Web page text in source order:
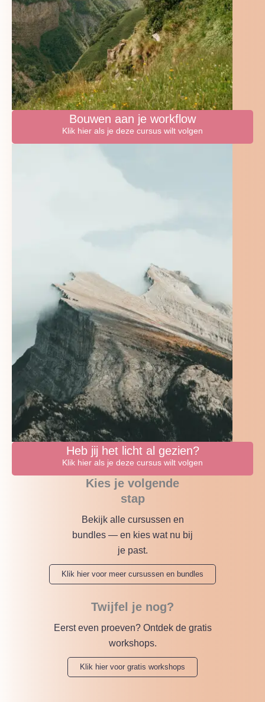
Bouwen aan je workflow
Klik hier als je deze cursus wilt volgen
Heb jij het licht al gezien?
Klik hier als je deze cursus wilt volgen
Kies je volgende
stap
Bekijk alle cursussen en
bundles — en kies wat nu bij
je past.
Klik hier voor meer cursussen en bundles
Twijfel je nog?
Eerst even proeven? Ontdek de gratis
workshops.
Klik hier voor gratis workshops